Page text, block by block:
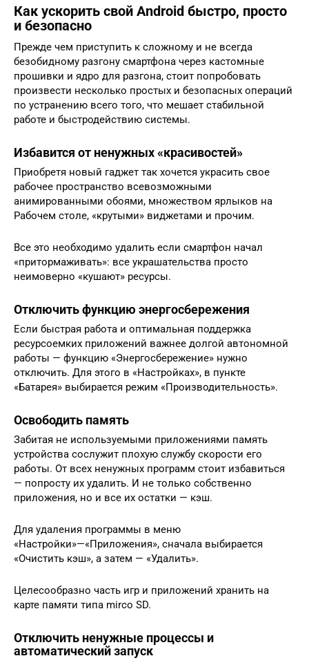
Как ускорить свой Android быстро, просто
и безопасно
Прежде чем приступить к сложному и не всегда
безобидному разгону смартфона через кастомные
прошивки и ядро для разгона, стоит попробовать
произвести несколько простых и безопасных операций
по устранению всего того, что мешает стабильной
работе и быстродействию системы.
Избавится от ненужных «красивостей»
Приобретя новый гаджет так хочется украсить свое
рабочее пространство всевозможными
анимированными обоями, множеством ярлыков на
Рабочем столе, «крутыми» виджетами и прочим.
Все это необходимо удалить если смартфон начал
«притормаживать»: все украшательства просто
неимоверно «кушают» ресурсы.
Отключить функцию энергосбережения
Если быстрая работа и оптимальная поддержка
ресурсоемких приложений важнее долгой автономной
работы — функцию «Энергосбережение» нужно
отключить. Для этого в «Настройках», в пункте
«Батарея» выбирается режим «Производительность».
Освободить память
Забитая не используемыми приложениями память
устройства сослужит плохую службу скорости его
работы. От всех ненужных программ стоит избавиться
— попросту их удалить. И не только собственно
приложения, но и все их остатки — кэш.
Для удаления программы в меню
«Настройки»—«Приложения», сначала выбирается
«Очистить кэш», а затем — «Удалить».
Целесообразно часть игр и приложений хранить на
карте памяти типа mirco SD.
Отключить ненужные процессы и
автоматический запуск